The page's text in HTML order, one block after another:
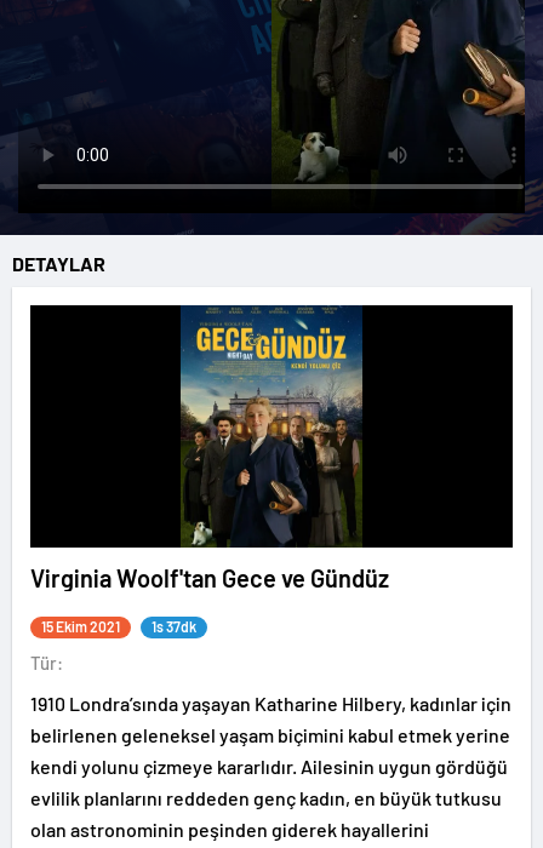
DETAYLAR
Virginia Woolf'tan Gece ve Gündüz
15 Ekim 2021 1s 37dk
Tür:
1910 Londra’sında yaşayan Katharine Hilbery, kadınlar için
belirlenen geleneksel yaşam biçimini kabul etmek yerine
kendi yolunu çizmeye kararlıdır. Ailesinin uygun gördüğü
evlilik planlarını reddeden genç kadın, en büyük tutkusu
olan astronominin peşinden giderek hayallerini